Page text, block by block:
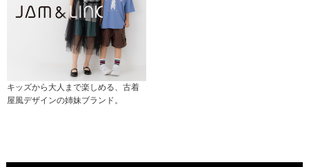
キッズから大人まで楽しめる、古着
屋風デザインの姉妹ブランド。